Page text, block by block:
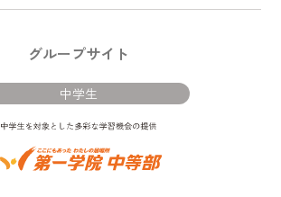
グループサイト
中学生